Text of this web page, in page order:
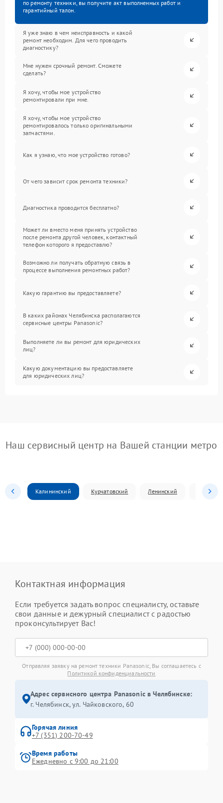
по ремонту техники, вы получите акт выполненных работ и
гарантийный талон.
Я уже знаю в чем неисправность и какой
ремонт необходим. Для чего проводить
диагностику?
Мне нужен срочный ремонт. Сможете
сделать?
Я хочу, чтобы мое устройство
ремонтировали при мне.
Я хочу, чтобы мое устройство
ремонтировалось только оригинальными
запчастями.
Как я узнаю, что мое устройство готово?
От чего зависит срок ремонта техники?
Диагностика проводится бесплатно?
Может ли вместо меня принять устройство
после ремонта другой человек, контактный
телефон которого я предоставлю?
Возможно ли получать обратную связь в
процессе выполнения ремонтных работ?
Какую гарантию вы предоставляете?
В каких районах Челябинска располагаются
сервисные центры Panasonic?
Выполняете ли вы ремонт для юридических
лиц?
Какую документацию вы предоставляете
для юридических лиц?
Наш сервисный центр на Вашей станции метро
Калининский Курчатовский Ленинский
Контактная информация
Если требуется задать вопрос специалисту, оставьте
свои данные и дежурный специалист с радостью
проконсультирует Вас!
Отправляя заявку на ремонт техники Panasonic, Вы соглашаетесь с
Политикой конфиденциальности
Адрес сервисного центра Panasonic в Челябинске:
г. Челябинск, ул. Чайковского, 60
Горячая линия
+7 (351) 200-70-49
Время работы
Ежедневно с 9:00 до 21:00